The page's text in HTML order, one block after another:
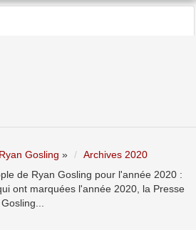
Gosling »
Archives 2020
de Ryan Gosling pour l'année 2020 :
ont marquées l'année 2020, la Presse